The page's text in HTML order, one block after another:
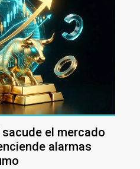
el mercado
alarmas